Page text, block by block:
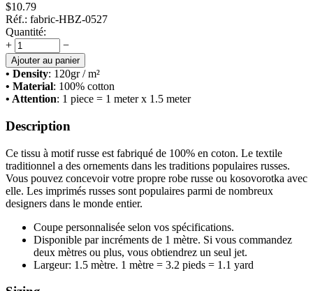
$10.79
Réf.: fabric-HBZ-0527
Quantité:
+
−
Ajouter au panier
• Density: 120gr / m²
• Material: 100% cotton
• Attention: 1 piece = 1 meter x 1.5 meter
Description
Ce tissu à motif russe est fabriqué de 100% en coton. Le textile
traditionnel a des ornements dans les traditions populaires russes.
Vous pouvez concevoir votre propre robe russe ou kosovorotka avec
elle. Les imprimés russes sont populaires parmi de nombreux
designers dans le monde entier.
Coupe personnalisée selon vos spécifications.
Disponible par incréments de 1 mètre. Si vous commandez
deux mètres ou plus, vous obtiendrez un seul jet.
Largeur: 1.5 mètre. 1 mètre = 3.2 pieds = 1.1 yard